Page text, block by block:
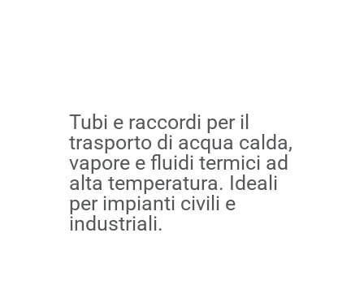
Tubi e raccordi per il
trasporto di acqua calda,
vapore e fluidi termici ad
alta temperatura. Ideali
per impianti civili e
industriali.